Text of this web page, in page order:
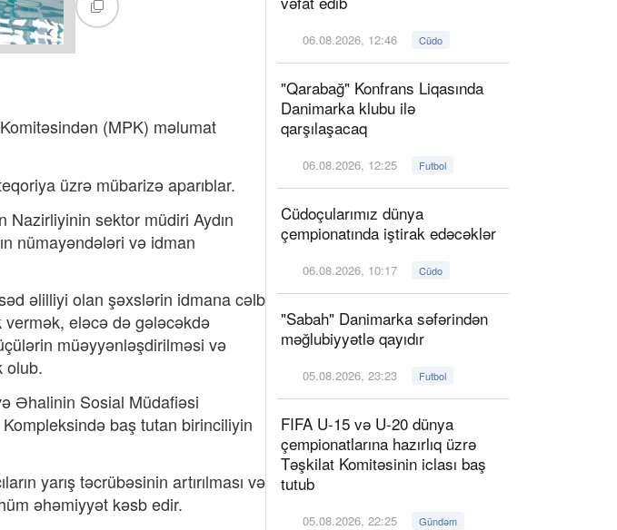
(MPK) məlumat
üzrə mübarizə aparıblar.
sektor müdiri Aydın
nümayəndələri və idman
əlilliyi olan şəxslərin idmana cəlb
vermək, eləcə də gələcəkdə
müəyyənləşdirilməsi və
olub.
Əhalinin Sosial Müdafiəsi
baş tutan birinciliyin
yarış təcrübəsinin artırılması və
əhəmiyyət kəsb edir.
06.08.2026, 12:46 Cüdo
"Qarabağ" Konfrans Liqasında
Danimarka klubu ilə
qarşılaşacaq
06.08.2026, 12:25 Futbol
Cüdoçularımız dünya
çempionatında iştirak edəcəklər
06.08.2026, 10:17 Cüdo
"Sabah" Danimarka səfərindən
məğlubiyyətlə qayıdır
05.08.2026, 23:23 Futbol
FIFA U-15 və U-20 dünya
çempionatlarına hazırlıq üzrə
Təşkilat Komitəsinin iclası baş
tutub
05.08.2026, 22:25 Gündəm